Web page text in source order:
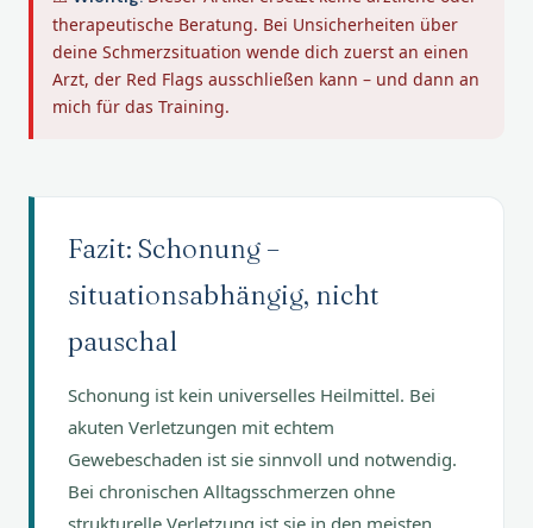
therapeutische Beratung. Bei Unsicherheiten über
deine Schmerzsituation wende dich zuerst an einen
Arzt, der Red Flags ausschließen kann – und dann an
mich für das Training.
Fazit: Schonung –
situationsabhängig, nicht
pauschal
Schonung ist kein universelles Heilmittel. Bei
akuten Verletzungen mit echtem
Gewebeschaden ist sie sinnvoll und notwendig.
Bei chronischen Alltagsschmerzen ohne
strukturelle Verletzung ist sie in den meisten